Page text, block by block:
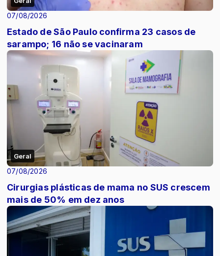
07/08/2026
Estado de São Paulo confirma 23 casos de
sarampo; 16 não se vacinaram
Geral
07/08/2026
Cirurgias plásticas de mama no SUS crescem
mais de 50% em dez anos